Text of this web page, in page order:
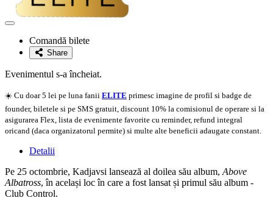
Adaugă
favoriteComandă bilete
Share
Evenimentul s-a încheiat.
☀️ Cu doar 5 lei pe luna fanii ELITE primesc imagine de profil si badge de
founder, biletele si pe SMS gratuit, discount 10% la comisionul de operare si la
asigurarea Flex, lista de evenimente favorite cu reminder, refund integral
oricand (daca organizatorul permite) si multe alte beneficii adaugate constant.
Detalii
Pe 25 octombrie, Kadjavsi lansează al doilea său album, Above
Albatross, în același loc în care a fost lansat și primul său album -
Club Control.